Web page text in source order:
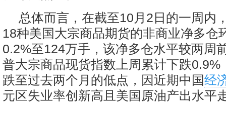
总体而言，在截至10月2日的一周内
18种美国大宗商品期货的非商业净多仓
0.2%至124万手，该净多仓水平较两周
普大宗商品现货指数上周累计下跌0.9%
跌至过去两个月的低点，因近期中国经
元区失业率创新高且美国原油产出水平